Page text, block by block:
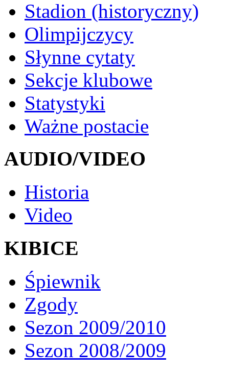
Stadion (historyczny)
Olimpijczycy
Słynne cytaty
Sekcje klubowe
Statystyki
Ważne postacie
AUDIO/VIDEO
Historia
Video
KIBICE
Śpiewnik
Zgody
Sezon 2009/2010
Sezon 2008/2009